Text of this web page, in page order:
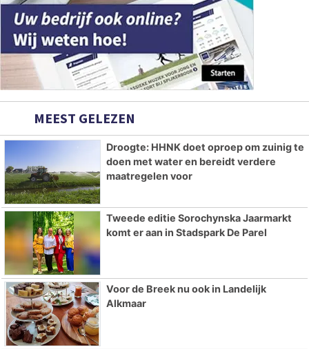
MEEST GELEZEN
Droogte: HHNK doet oproep om zuinig te
doen met water en bereidt verdere
maatregelen voor
Tweede editie Sorochynska Jaarmarkt
komt er aan in Stadspark De Parel
Voor de Breek nu ook in Landelijk
Alkmaar